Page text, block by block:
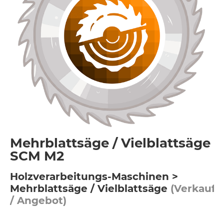
Mehrblattsäge / Vielblattsäge -
SCM M2
Holzverarbeitungs-Maschinen >
Mehrblattsäge / Vielblattsäge (Verkauf
/ Angebot)